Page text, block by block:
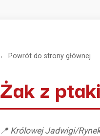
← Powrót do strony głównej
Żak z
📍 Królowej Jadwigi/